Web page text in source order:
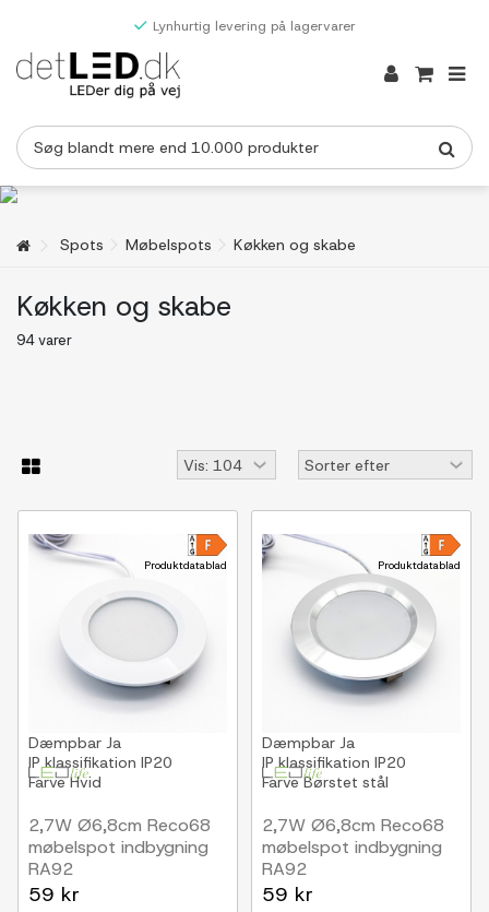
Lynhurtig levering på lagervarer
Spots Møbelspots Køkken og skabe
Køkken og skabe
94 varer
Produktdatablad
Dæmpbar Ja
IP klassifikation IP20
FarveHvid
2,7W Ø6,8cm Reco68
møbelspot indbygning
RA92
12V DC, Hul: Ø5,5 cm,
59 kr
Produktdatablad
Dæmpbar Ja
IP klassifikation IP20
FarveBørstet stål
2,7W Ø6,8cm Reco68
møbelspot indbygning
RA92
12V DC, Hul: Ø5,5 cm,
59 kr